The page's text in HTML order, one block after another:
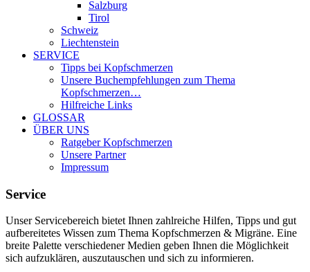
Salzburg
Tirol
Schweiz
Liechtenstein
SERVICE
Tipps bei Kopfschmerzen
Unsere Buchempfehlungen zum Thema
Kopfschmerzen…
Hilfreiche Links
GLOSSAR
ÜBER UNS
Ratgeber Kopfschmerzen
Unsere Partner
Impressum
Service
Unser Servicebereich bietet Ihnen zahlreiche Hilfen, Tipps und gut
aufbereitetes Wissen zum Thema Kopfschmerzen & Migräne. Eine
breite Palette verschiedener Medien geben Ihnen die Möglichkeit
sich aufzuklären, auszutauschen und sich zu informieren.